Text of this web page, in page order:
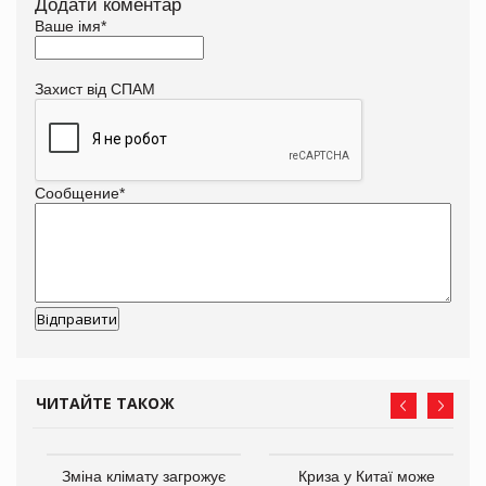
Додати коментар
Ваше імя*
Захист від СПАМ
Сообщение*
ЧИТАЙТЕ ТАКОЖ
Зміна клімату загрожує
Криза у Китаї може